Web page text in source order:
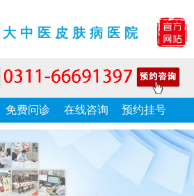
中医皮肤病医院
免费问诊 在线咨询 预约挂号